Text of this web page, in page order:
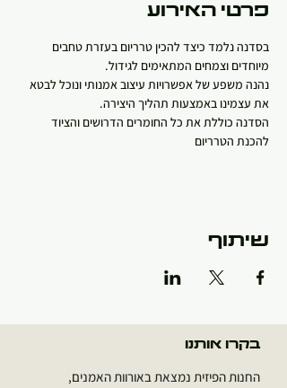
פרטי האירוע
בסדנה נלמד כיצד להכין טרריום בעזרת טחבים
מיוחדים וצמחים המתאימים לגידול.
נהנה משפע של אפשרויות עיצוב אמנותי ונוכל לבטא
את עצמינו באמצעות תהליך היצירה.
הסדנה כוללת את כל החומרים הדרושים והציוד
להכנת הטרריום
שיתוף
בקרו אותנו
החנות הפיזית נמצאת באורוות האמנים,